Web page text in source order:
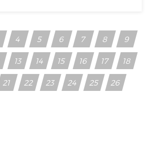
4 5 6 7 8 9
13 14 15 16 17 18
21 22 23 24 25 26